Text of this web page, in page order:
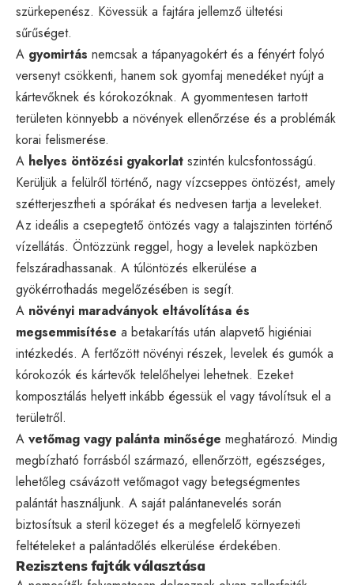
szürkepenész. Kövessük a fajtára jellemző ültetési
sűrűséget.
A gyomirtás nemcsak a tápanyagokért és a fényért folyó
versenyt csökkenti, hanem sok gyomfaj menedéket nyújt a
kártevőknek és kórokozóknak. A gyommentesen tartott
területen könnyebb a növények ellenőrzése és a problémák
korai felismerése.
A helyes öntözési gyakorlat szintén kulcsfontosságú.
Kerüljük a felülről történő, nagy vízcseppes öntözést, amely
szétterjesztheti a spórákat és nedvesen tartja a leveleket.
Az ideális a csepegtető öntözés vagy a talajszinten történő
vízellátás. Öntözzünk reggel, hogy a levelek napközben
felszáradhassanak. A túlöntözés elkerülése a
gyökérrothadás megelőzésében is segít.
A növényi maradványok eltávolítása és
megsemmisítése a betakarítás után alapvető higiéniai
intézkedés. A fertőzött növényi részek, levelek és gumók a
kórokozók és kártevők telelőhelyei lehetnek. Ezeket
komposztálás helyett inkább égessük el vagy távolítsuk el a
területről.
A vetőmag vagy palánta minősége meghatározó. Mindig
megbízható forrásból származó, ellenőrzött, egészséges,
lehetőleg csávázott vetőmagot vagy betegségmentes
palántát használjunk. A saját palántanevelés során
biztosítsuk a steril közeget és a megfelelő környezeti
feltételeket a palántadőlés elkerülése érdekében.
Rezisztens fajták választása